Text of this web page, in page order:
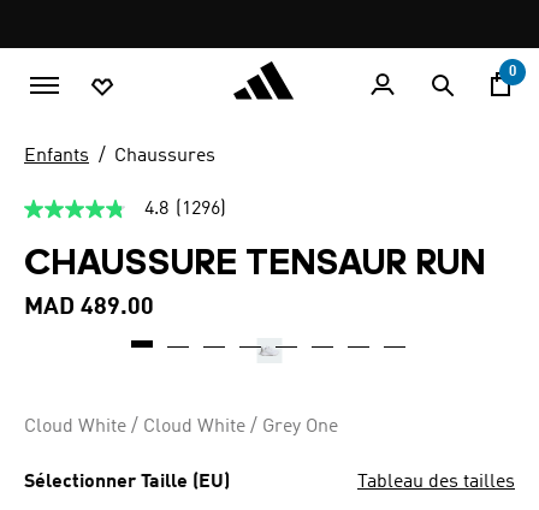
promotion
rotation
0
Enfants Chaussures
4.8
sur
5,
valeur
de
Reviews.
sur
la
4.8 (1296)
CHAUSSURE TENSAUR RUN
MAD 489.00
Cloud White / Cloud White / Grey One
Sélectionner Taille (EU) Tableau des tailles